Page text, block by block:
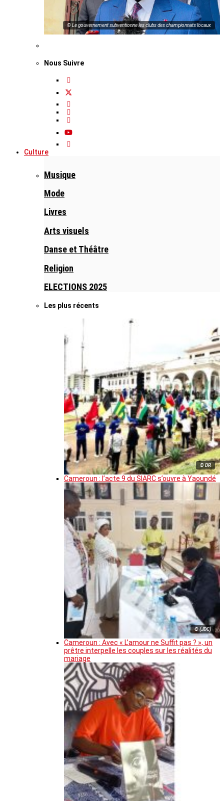
© Le gouvernement subventionne les clubs des championnats locaux
Nous Suivre
Culture
Musique
Mode
Livres
Arts visuels
Danse et Théâtre
Religion
ELECTIONS 2025
Les plus récents
© DR
Cameroun : l’acte 9 du SIARC s’ouvre à Yaoundé
© (JDC)
Cameroun : Avec « L’amour ne Suffit pas ? », un
prêtre interpelle les couples sur les réalités du
mariage